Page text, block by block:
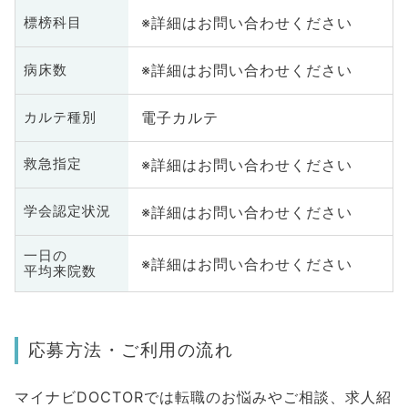
標榜科目 ※詳細はお問い合わせください
病床数 ※詳細はお問い合わせください
カルテ種別 電子カルテ
救急指定 ※詳細はお問い合わせください
学会認定状況 ※詳細はお問い合わせください
一日の
平均来院数
※詳細はお問い合わせください
応募方法・ご利用の流れ
マイナビDOCTORでは転職のお悩みやご相談、求人紹